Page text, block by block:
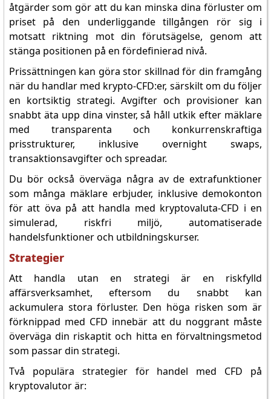
åtgärder som gör att du kan minska dina förluster om
priset på den underliggande tillgången rör sig i
motsatt riktning mot din förutsägelse, genom att
stänga positionen på en fördefinierad nivå.
Prissättningen kan göra stor skillnad för din framgång
när du handlar med krypto-CFD:er, särskilt om du följer
en kortsiktig strategi. Avgifter och provisioner kan
snabbt äta upp dina vinster, så håll utkik efter mäklare
med transparenta och konkurrenskraftiga
prisstrukturer, inklusive overnight swaps,
transaktionsavgifter och spreadar.
Du bör också överväga några av de extrafunktioner
som många mäklare erbjuder, inklusive demokonton
för att öva på att handla med kryptovaluta-CFD i en
simulerad, riskfri miljö, automatiserade
handelsfunktioner och utbildningskurser.
Strategier
Att handla utan en strategi är en riskfylld
affärsverksamhet, eftersom du snabbt kan
ackumulera stora förluster. Den höga risken som är
förknippad med CFD innebär att du noggrant måste
överväga din riskaptit och hitta en förvaltningsmetod
som passar din strategi.
Två populära strategier för handel med CFD på
kryptovalutor är: